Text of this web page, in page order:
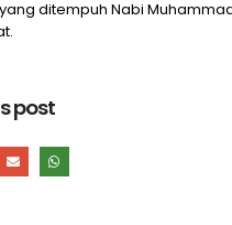
ditempuh Nabi
post